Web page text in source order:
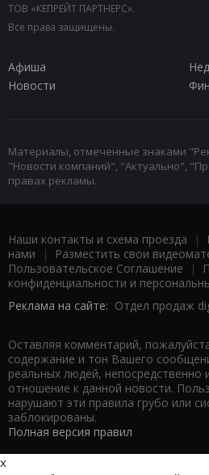
ТОВ «КЕПРЕЙТ ПАРТНЕРС».
Все права защищены.
Афиша
Новости
Материалы, отмеченные знаками
"Новости компаний", "Актуально",
правах рекламы.
Наши контакты и схема проезда |
нами | Разместить свои
Пользовательское Соглашение |
конфиденциальности и
Реклама на сайте: Отдел продаж
Оставляя комментарий,
содержание и тон Вашего
реальных людей,
отношение к данной новости.
нарушают эти правила грубо или
заблокированы.
Полная версия правил
x